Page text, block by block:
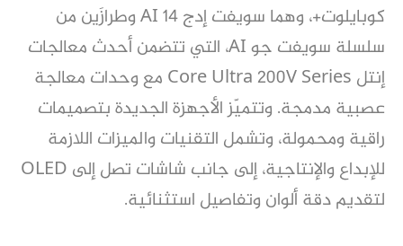
كوبايلوت+، وهما سويفت إدج 14 AI وطرازَين من
سلسلة سويفت جو AI، التي تتضمن أحدث معالجات
إنتل Core Ultra 200V Series مع وحدات معالجة
عصبية مدمجة. وتتميّز الأجهزة الجديدة بتصميمات
راقية ومحمولة، وتشمل التقنيات والميزات اللازمة
للإبداع والإنتاجية، إلى جانب شاشات تصل إلى OLED
لتقديم دقة ألوان وتفاصيل استثنائية.